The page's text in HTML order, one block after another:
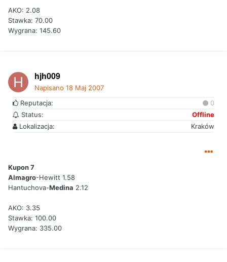
AKO: 2.08
Stawka: 70.00
Wygrana: 145.60
hjh009
Napisano 18 Maj 2007
Reputacja:
0
Status:
Offline
Lokalizacja:
Kraków
Kupon 7
Almagro-Hewitt 1.58
Hantuchova-Medina 2.12
AKO: 3.35
Stawka: 100.00
Wygrana: 335.00